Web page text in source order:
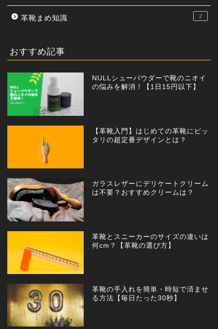
革靴まめ知識 2
おすすめ記事
NULLシューパウダーで靴のニオイ
の悩みを解消！【1日15円以下】
【革靴入門】はじめての革靴にピッ
タリの超定番デザインとは？
ガラスレザーにデリケートクリーム
は不要？おすすめクリームは？
革靴とスニーカーのサイズの違いは
何cm？【革靴の選び方】
革靴の手入れを簡単・時短で済ませ
る方法【毎日たった30秒】